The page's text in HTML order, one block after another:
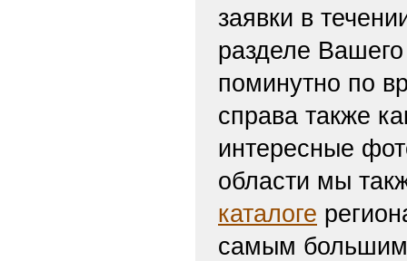
заявки в
разделе
поминутно по
справа также
интересные
области мы
каталоге
самым большим